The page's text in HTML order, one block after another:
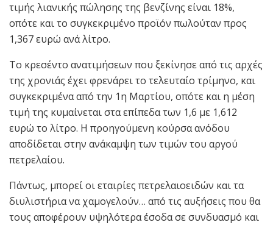
τιμής λιανικής πώλησης της βενζίνης είναι 18%,
οπότε και το συγκεκριμένο προϊόν πωλούταν προς
1,367 ευρώ ανά λίτρο.
Το κρεσέντο ανατιμήσεων που ξεκίνησε από τις αρχές
της χρονιάς έχει φρενάρει το τελευταίο τρίμηνο, και
συγκεκριμένα από την 1η Μαρτίου, οπότε και η μέση
τιμή της κυμαίνεται στα επίπεδα των 1,6 με 1,612
ευρώ το λίτρο. Η προηγούμενη κούρσα ανόδου
αποδίδεται στην ανάκαμψη των τιμών του αργού
πετρελαίου.
Πάντως, μπορεί οι εταιρίες πετρελαιοειδών και τα
διυλιστήρια να χαμογελούν… από τις αυξήσεις που θα
τους αποφέρουν υψηλότερα έσοδα σε συνδυασμό και